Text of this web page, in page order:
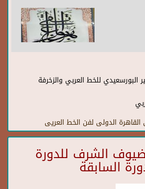
البورسعيدي للخط العربي والزخرفة
القاهرة الدولى لفن الخط العريى
الشرف للدورة
السابقة